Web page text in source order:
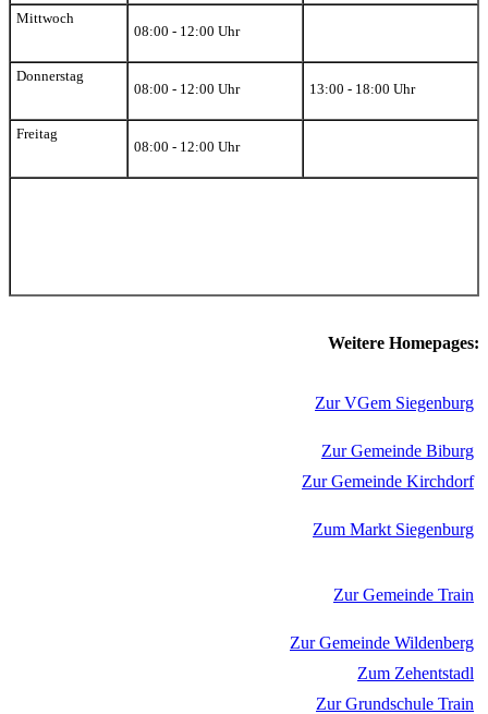
Mittwoch
08:00 - 12:00 Uhr
Donnerstag
08:00 - 12:00 Uhr
13:00 - 18:00 Uhr
Freitag
08:00 - 12:00 Uhr
Weitere Homepages:
Zur VGem Siegenburg
Zur Gemeinde Biburg
Zur Gemeinde Kirchdorf
Zum Markt Siegenburg
Zur Gemeinde Train
Zur Gemeinde Wildenberg
Zum Zehentstadl
Zur Grundschule Train